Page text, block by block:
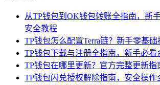
从TP钱包到OK钱包转账全指南，新
安全教程
TP钱包怎么配置Terra链？新手零基础
TP钱包下载与注册全指南，新手必看
TP钱包在哪里更新？官方完整更新指
TP钱包闪兑授权解除指南，安全操作